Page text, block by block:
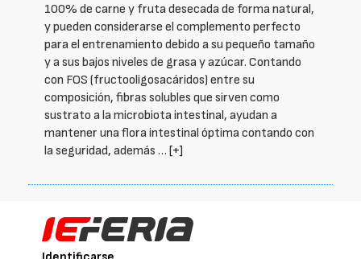
100% de carne y fruta desecada de forma natural,
y pueden considerarse el complemento perfecto
para el entrenamiento debido a su pequeño tamaño
y a sus bajos niveles de grasa y azúcar. Contando
con FOS (fructooligosacáridos) entre su
composición, fibras solubles que sirven como
sustrato a la microbiota intestinal, ayudan a
mantener una flora intestinal óptima contando con
la seguridad, además … [+]